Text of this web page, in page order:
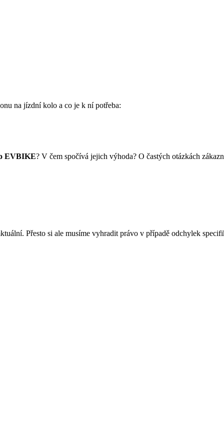
na jízdní kolo a co je k ní potřeba:
EVBIKE? V čem spočívá jejich výhoda? O častých otázkách
Přesto si ale musíme vyhradit právo v případě odchylek